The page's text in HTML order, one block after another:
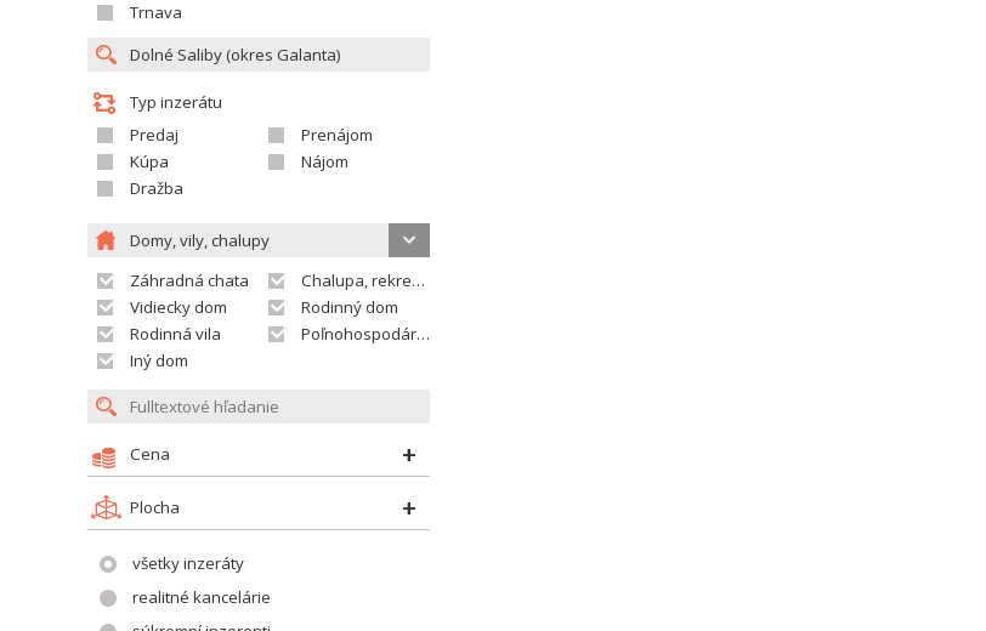
Trnava
Typ inzerátu
Predaj
Prenájom
Kúpa
Nájom
Dražba
Domy, vily, chalupy
Záhradná chata
Chalupa, rekreačný domček
Vidiecky dom
Rodinný dom
Rodinná vila
Poľnohospodárska usadlosť
Iný dom
Cena
Plocha
všetky inzeráty
realitné kancelárie